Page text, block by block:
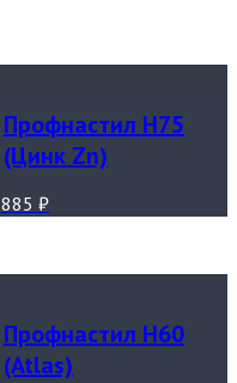
Профнастил Н75
(Цинк Zn)
885 ₽
Профнастил Н60
(Atlas)